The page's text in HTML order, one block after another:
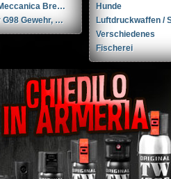
Breda Meccanica Bresciana (BMB) BREN Mk II .30-06 Springfield
Mauser G98 Gewehr, Kaliber 8x57 JS
Hunde
Luftdruckwaffen /
Verschiedenes
Fischerei